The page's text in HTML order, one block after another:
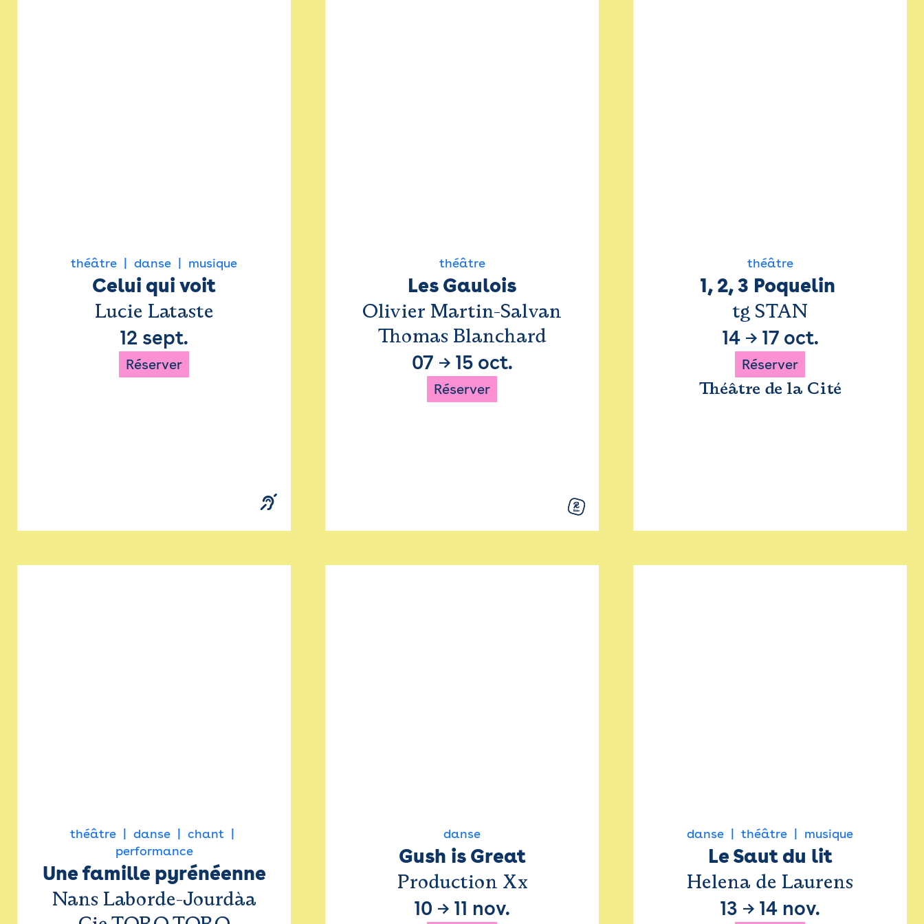
théâtre danse musique
Celui qui voit
Lucie Lataste
12 sept.
Réserver
théâtre
Les Gaulois
Olivier Martin-Salvan
Thomas Blanchard
07 → 15 oct.
Réserver
théâtre
1, 2, 3 Poquelin
tg STAN
14→ 17 oct.
Réserver
Théâtre de la Cité
théâtre danse
chant
performance
Une famille pyrénéenne
Nans Laborde-Jourdàa
danse
Gush is Great
Production Xx
10 → 11 nov.
danse théâtre musique
Le Saut du lit
Helena de Laurens
13 → 14 nov.